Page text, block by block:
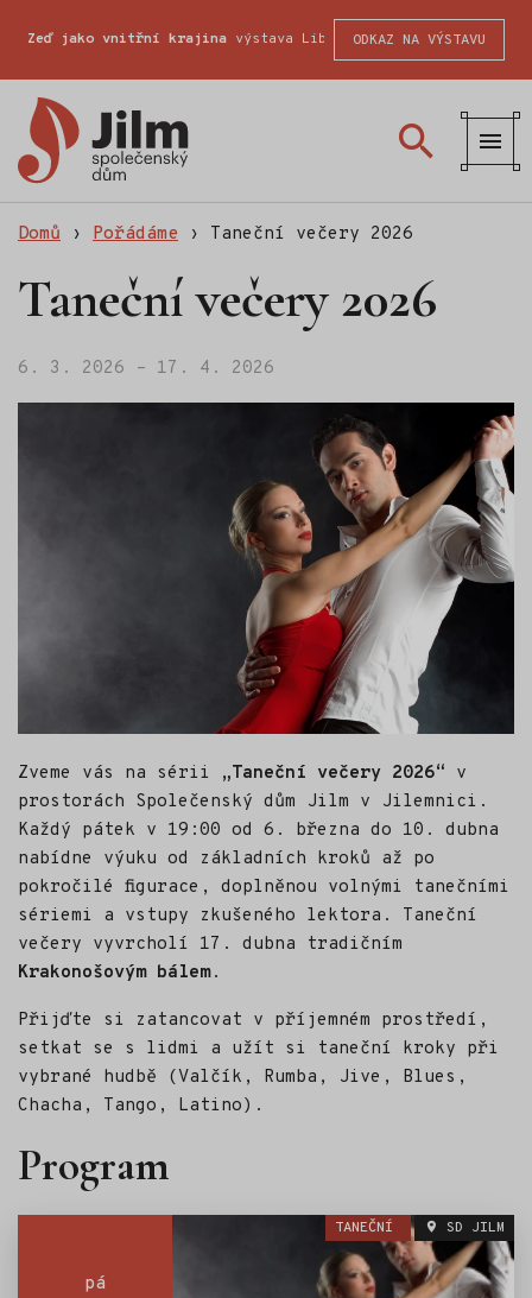
Zeď jako vnitřní krajina výstava Liberecké školy fotografické
ODKAZ NA VÝSTAVU
Domů › Pořádáme › Taneční večery 2026
Taneční večery 2026
6. 3. 2026 – 17. 4. 2026
Zveme vás na sérii „Taneční večery 2026“ v
prostorách Společenský dům Jilm v Jilemnici.
Každý pátek v 19:00 od 6. března do 10. dubna
nabídne výuku od základních kroků až po
pokročilé figurace, doplněnou volnými tanečními
sériemi a vstupy zkušeného lektora. Taneční
večery vyvrcholí 17. dubna tradičním
Krakonošovým bálem.
Přijďte si zatancovat v příjemném prostředí,
setkat se s lidmi a užít si taneční kroky při
vybrané hudbě (Valčík, Rumba, Jive, Blues,
Chacha, Tango, Latino).
Program
pá
TANEČNÍ SD JILM